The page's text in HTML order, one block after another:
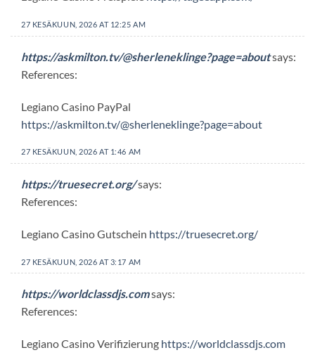
27 KESÄKUUN, 2026 AT 12:25 AM
https://askmilton.tv/@sherleneklinge?page=aboutsays:
References:
Legiano Casino PayPal
https://askmilton.tv/@sherleneklinge?page=about
27 KESÄKUUN, 2026 AT 1:46 AM
https://truesecret.org/says:
References:
Legiano Casino Gutschein https://truesecret.org/
27 KESÄKUUN, 2026 AT 3:17 AM
https://worldclassdjs.comsays:
References:
Legiano Casino Verifizierung https://worldclassdjs.com